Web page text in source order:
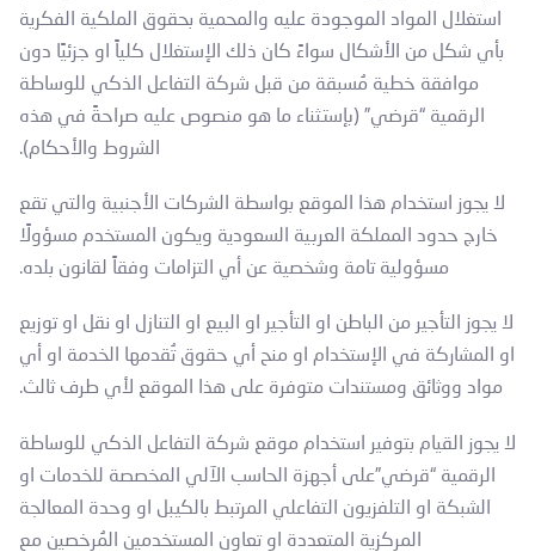
استغلال المواد الموجودة عليه والمحمية بحقوق الملكية الفكرية
بأي شكل من الأشكال سواءً كان ذلك الإستغلال كلياً او جزئيًا دون
موافقة خطية مُسبقة من قبل شركة التفاعل الذكي للوساطة
الرقمية “قرضي” (بإستثناء ما هو منصوص عليه صراحةً في هذه
الشروط والأحكام).
لا يجوز استخدام هذا الموقع بواسطة الشركات الأجنبية والتي تقع
خارج حدود المملكة العربية السعودية ويكون المستخدم مسؤولًا
مسؤولية تامة وشخصية عن أي التزامات وفقاً لقانون بلده.
لا يجوز التأجير من الباطن او التأجير او البيع او التنازل او نقل او توزيع
او المشاركة في الإستخدام او منح أي حقوق تُقدمها الخدمة او أي
مواد ووثائق ومستندات متوفرة على هذا الموقع لأي طرف ثالث.
لا يجوز القيام بتوفير استخدام موقع شركة التفاعل الذكي للوساطة
الرقمية “قرضي”على أجهزة الحاسب الآلي المخصصة للخدمات او
الشبكة او التلفزيون التفاعلي المرتبط بالكيبل او وحدة المعالجة
المركزية المتعددة او تعاون المستخدمين المُرخصين مع